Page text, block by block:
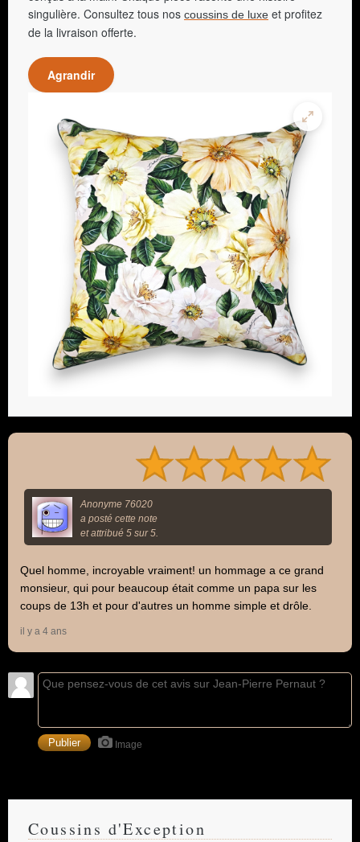
singulière. Consultez tous nos coussins de luxe et profitez
de la livraison offerte.
Agrandir
Anonyme 76020
a posté cette note
et attribué 5 sur 5.
Quel homme, incroyable vraiment! un hommage a ce grand
monsieur, qui pour beaucoup était comme un papa sur les
coups de 13h et pour d'autres un homme simple et drôle.
il y a 4 ans
Image
Coussins d'Exception